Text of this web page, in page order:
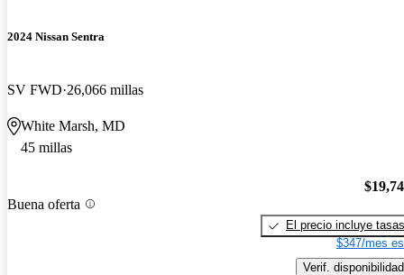
2024 Nissan Sentra
SV FWD 26,066 millas
White Marsh, MD
45 millas
Buena oferta
El precio incluye tasas
$347/mes
Verif. disponibilidad